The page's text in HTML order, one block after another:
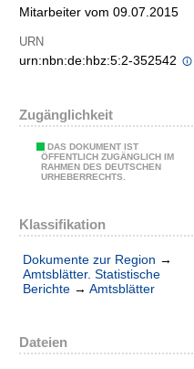
Mitarbeiter vom 09.07.2015
URN
urn:nbn:de:hbz:5:2-352542
Zugänglichkeit
DAS DOKUMENT IST
ÖFFENTLICH ZUGÄNGLICH IM
RAHMEN DES DEUTSCHEN
URHEBERRECHTS.
Klassifikation
Dokumente zur Region →
Amtsblätter. Statistische
Berichte → Amtsblätter
Dateien